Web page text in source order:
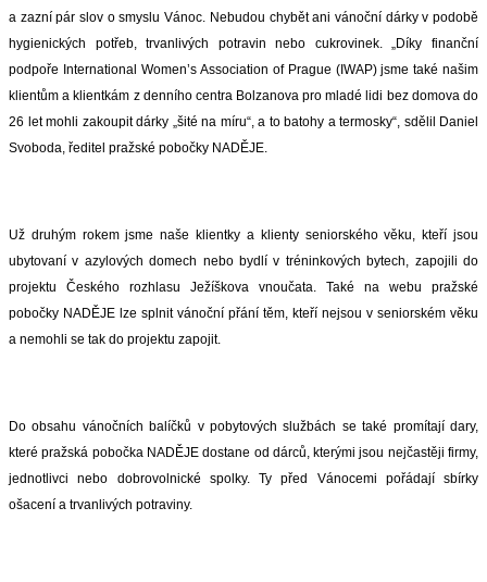
a zazní pár slov o smyslu Vánoc. Nebudou chybět ani vánoční dárky v podobě
hygienických potřeb, trvanlivých potravin nebo cukrovinek. „Díky finanční
podpoře International Women’s Association of Prague (IWAP) jsme také našim
klientům a klientkám z denního centra Bolzanova pro mladé lidi bez domova do
26 let mohli zakoupit dárky „šité na míru“, a to batohy a termosky“, sdělil Daniel
Svoboda, ředitel pražské pobočky NADĚJE.
Už druhým rokem jsme naše klientky a klienty seniorského věku, kteří jsou
ubytovaní v azylových domech nebo bydlí v tréninkových bytech, zapojili do
projektu Českého rozhlasu Ježíškova vnoučata. Také na webu pražské
pobočky NADĚJE lze splnit vánoční přání těm, kteří nejsou v seniorském věku
a nemohli se tak do projektu zapojit.
Do obsahu vánočních balíčků v pobytových službách se také promítají dary,
které pražská pobočka NADĚJE dostane od dárců, kterými jsou nejčastěji firmy,
jednotlivci nebo dobrovolnické spolky. Ty před Vánocemi pořádají sbírky
ošacení a trvanlivých potraviny.